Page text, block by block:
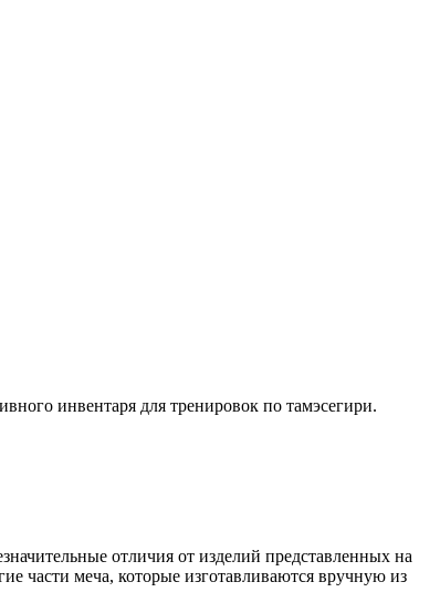
инвентаря для тренировок по тамэсегири.
отличия от изделий представленных на
части меча, которые изготавливаются вручную из